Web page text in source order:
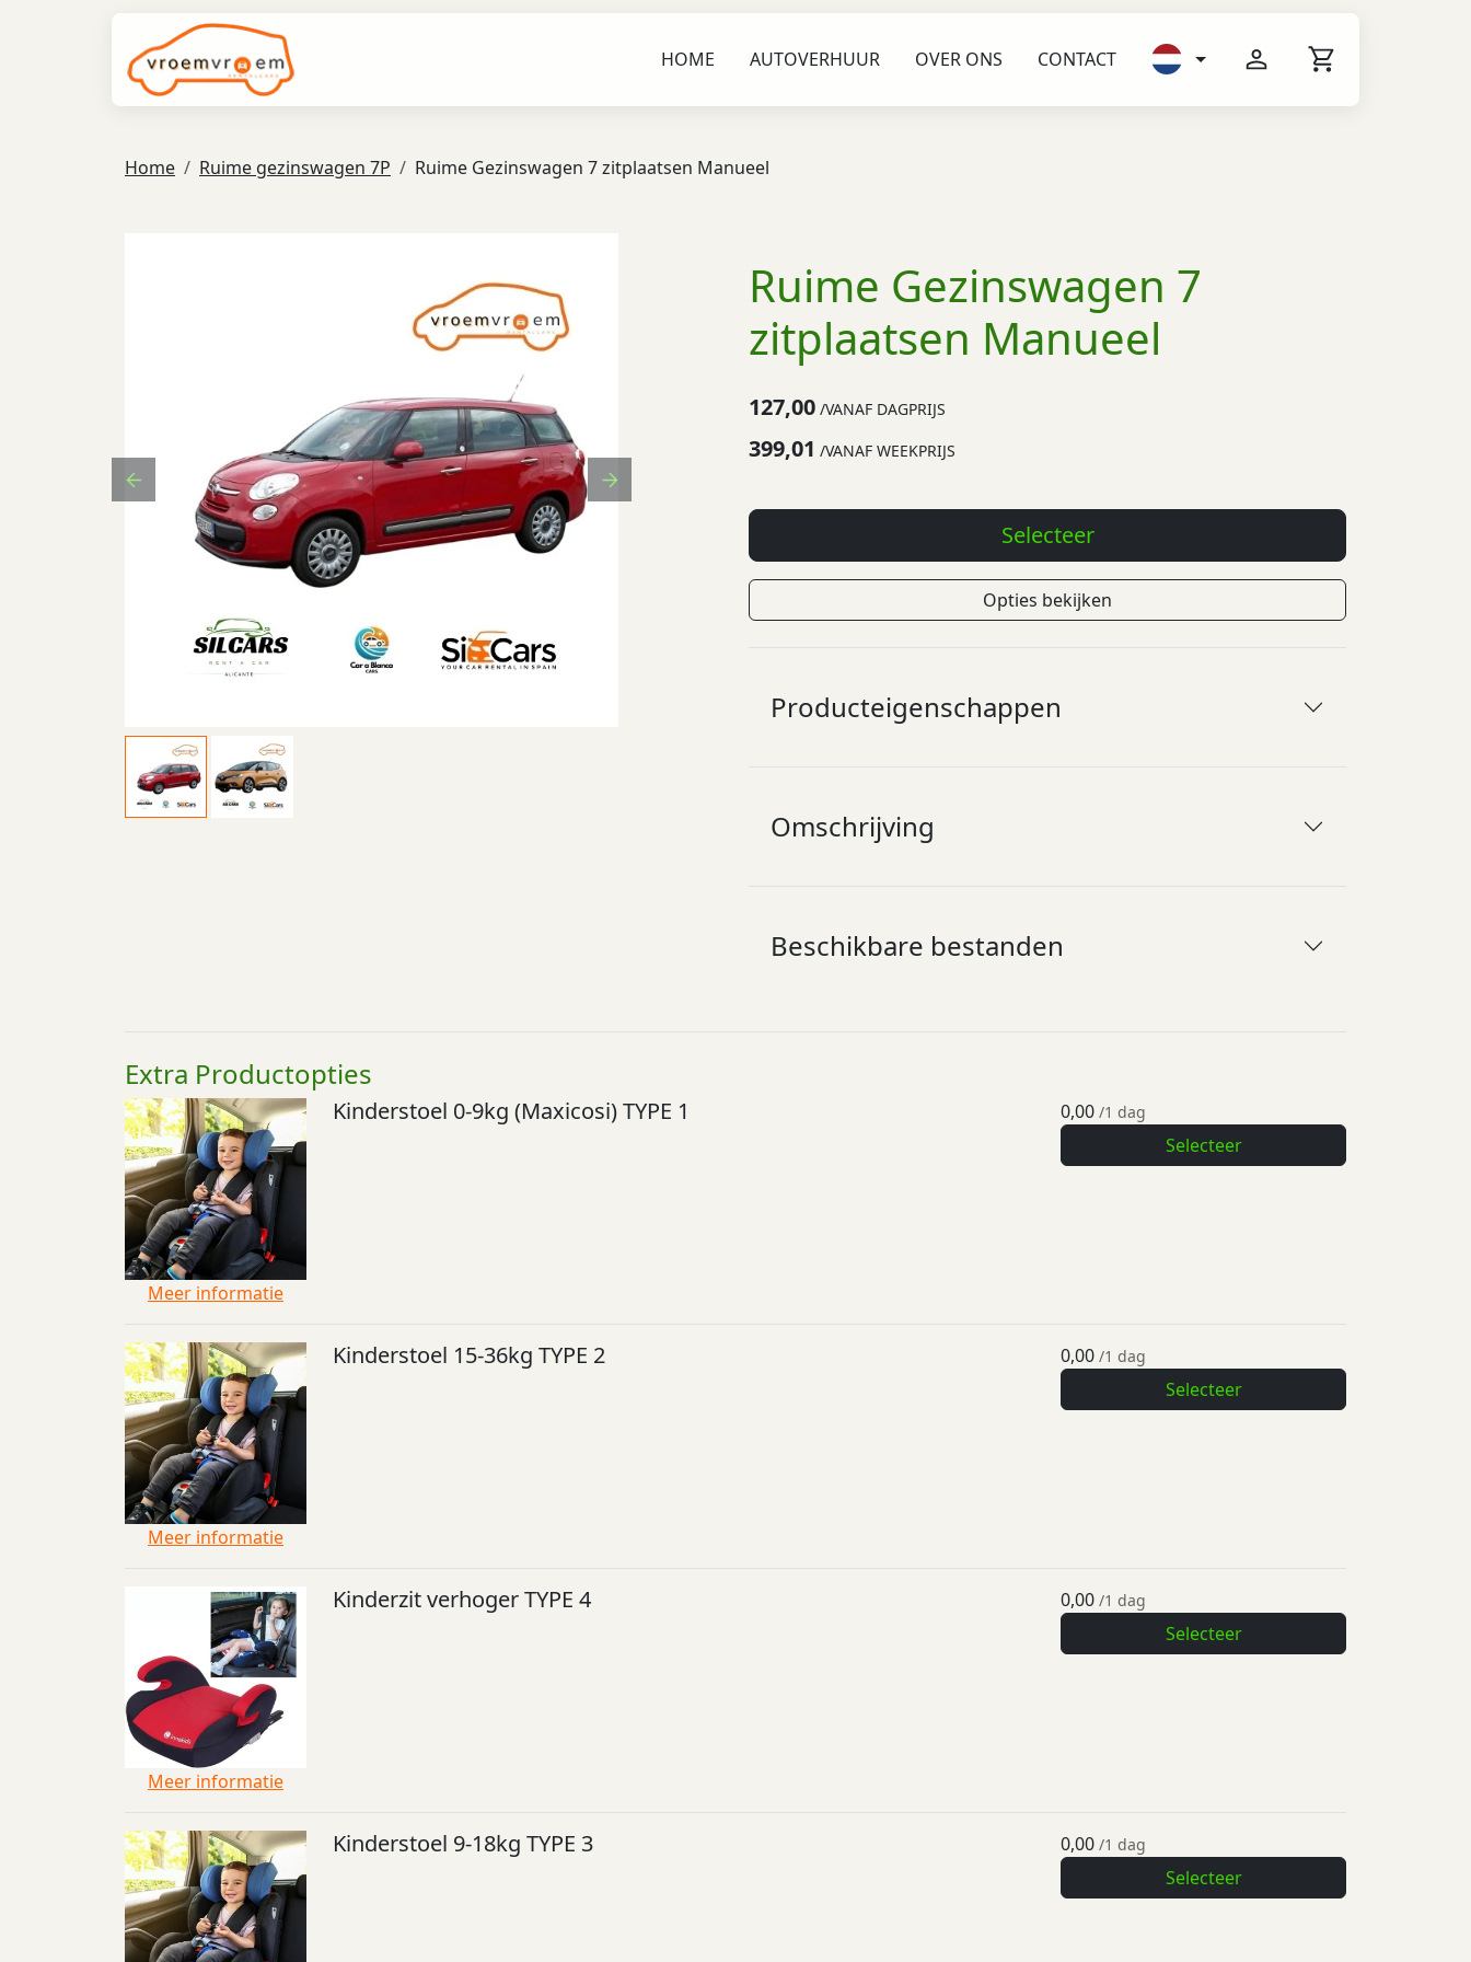
HOME AUTOVERHUUR OVER ONS CONTACT
Home Ruime gezinswagen 7P Ruime Gezinswagen 7 zitplaatsen Manueel
Previous Next
Ruime Gezinswagen 7
zitplaatsen Manueel
127,00 /VANAF DAGPRIJS
399,01 /VANAF WEEKPRIJS
Selecteer
Opties bekijken
Producteigenschappen
Omschrijving
Beschikbare bestanden
Extra Productopties
Meer informatie
0,00 /1 dag
Selecteer
Kinderstoel 0-9kg (Maxicosi) TYPE 1
Meer informatie
0,00 /1 dag
Selecteer
Kinderstoel 15-36kg TYPE 2
Meer informatie
0,00 /1 dag
Selecteer
Kinderzit verhoger TYPE 4
0,00 /1 dag
Selecteer
Kinderstoel 9-18kg TYPE 3